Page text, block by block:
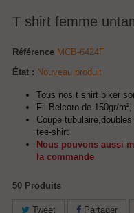
T shirt femme
Référence MCB-6424F
État : Nouveau produit
Tous nos t shirt biker
Fil Belcoro de 150gr/
Coupe
tee-shirt
Nous pouvons aussi
la commande
50 Produits
Tweet Partager